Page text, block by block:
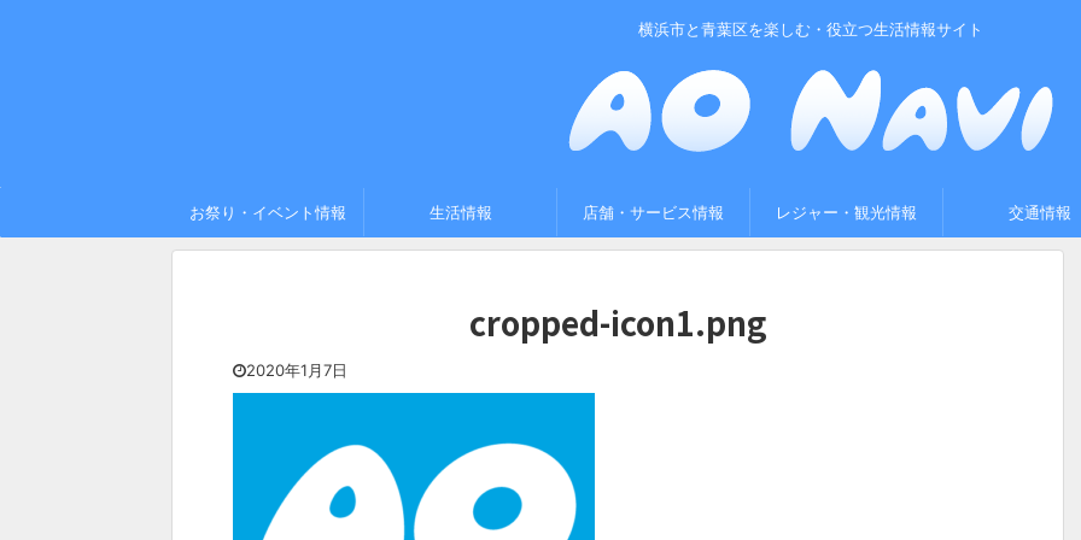
横浜市と青葉区を楽しむ・役立つ生活情報サイト
お祭り・イベント情報 生活情報 店舗・サービス情報 レジャー・観光情報 交通情報
cropped-icon1.png
2020年1月7日